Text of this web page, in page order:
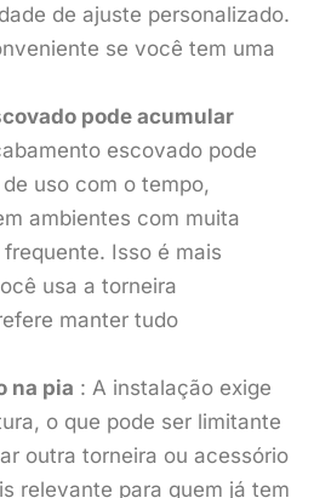
de ajuste personalizado.
se você tem uma
pode acumular
escovado pode
uso com o tempo,
ambientes com muita
Isso é mais
usa a torneira
manter tudo
na pia : A instalação exige
o que pode ser limitante
outra torneira ou acessório
relevante para quem já tem